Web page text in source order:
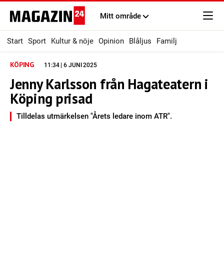
Mitt område
Start Sport Kultur & nöje Opinion Blåljus Familj
KÖPING 11:34 | 6 JUNI 2025
Jenny Karlsson från Hagateatern i
Köping prisad
Tilldelas utmärkelsen "Årets ledare inom ATR".